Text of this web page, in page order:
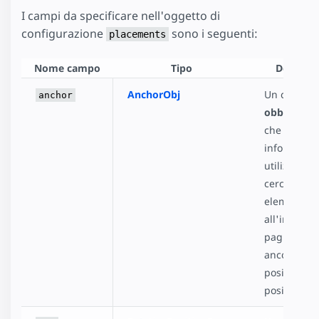
I campi da specificare nell'oggetto di
configurazione placements sono i seguenti:
Nome campo Tipo
anchor AnchorObj
Un campo
che
utilizzate
cercare gli
elementi
all'interno
pagina a
ancorata la
posizione